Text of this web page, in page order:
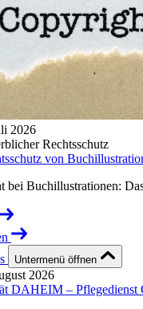
2026
Rechtsschutz
von
bei Buchillustrationen:
Untermenü öffnen
2026
DAHEIM – Pflegedienst